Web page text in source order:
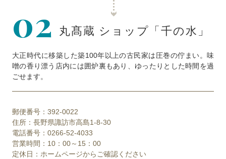
02 丸髙蔵 ショップ「千の水」
大正時代に移築した築100年以上の古民家は圧巻の佇まい。味
噌の香り漂う店内には囲炉裏もあり、ゆったりとした時間を過
ごせます。
郵便番号：392-0022
住所：長野県諏訪市高島1-8-30
電話番号：0266-52-4033
営業時間：10：00～15：00
定休日：ホームページからご確認ください